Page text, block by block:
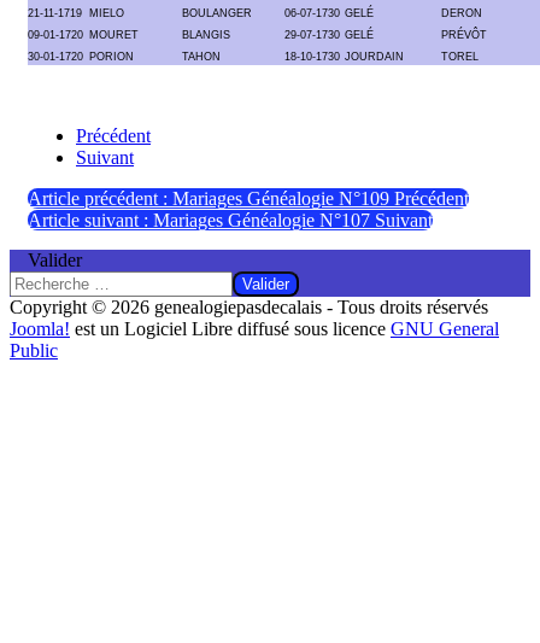
21-11-1719
MIELO BOULANGER 06-07-1730 GELÉ
DERON
09-01-1720 MOURET BLANGIS 29-07-1730 GELÉ
PRÉVÔT
30-01-1720 PORION TAHON 18-10-1730 JOURDAIN TOREL
Précédent
Suivant
Article précédent : Mariages Généalogie N°109 Précédent
Article suivant : Mariages Généalogie N°107 Suivant
Valider
Valider
Copyright © 2026 genealogiepasdecalais - Tous droits réservés
Joomla! est un Logiciel Libre diffusé sous licence GNU General
Public